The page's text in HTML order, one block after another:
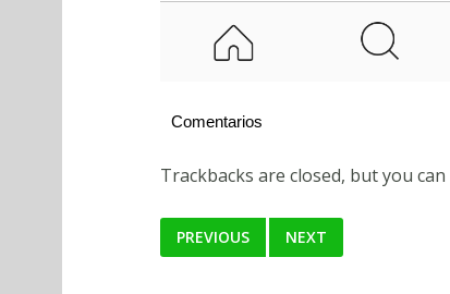
Comentarios
Trackbacks are closed, but you can
PREVIOUS NEXT